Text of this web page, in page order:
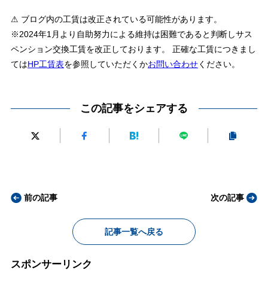
⚠ ブログ内の工賃は改正されている可能性があります。
※2024年1月より自助努力による維持は困難であると判断しサス
ペンション交換工賃を改正しております。 正確な工賃につきまし
てはHP工賃表を参照していただくかお問い合わせください。
この記事をシェアする
前の記事
記事一覧へ戻る
次の記事
スポンサーリンク